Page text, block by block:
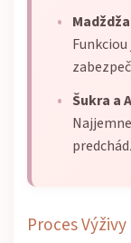
Šukra a
Proces